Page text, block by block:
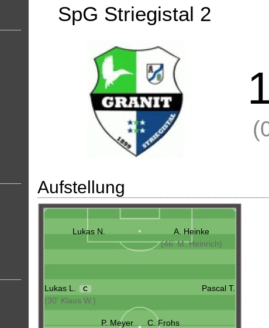
SpG Striegistal 2
Aufstellung
Lukas N.
A. Heinke
(46' M. Heinrich)
Lukas L. C
(30' Klaus W.)
Pascal T.
P. Meyer
C. Frohs